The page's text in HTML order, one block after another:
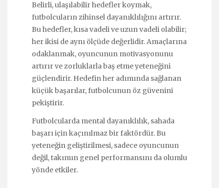
Belirli, ulaşılabilir hedefler koymak,
futbolcuların zihinsel dayanıklılığını artırır.
Bu hedefler, kısa vadeli ve uzun vadeli olabilir;
her ikisi de aynı ölçüde değerlidir. Amaçlarına
odaklanmak, oyuncunun motivasyonunu
artırır ve zorluklarla baş etme yeteneğini
güçlendirir. Hedefin her adımında sağlanan
küçük başarılar, futbolcunun öz güvenini
pekiştirir.
Futbolcularda mental dayanıklılık, sahada
başarı için kaçınılmaz bir faktördür. Bu
yeteneğin geliştirilmesi, sadece oyuncunun
değil, takımın genel performansını da olumlu
yönde etkiler.